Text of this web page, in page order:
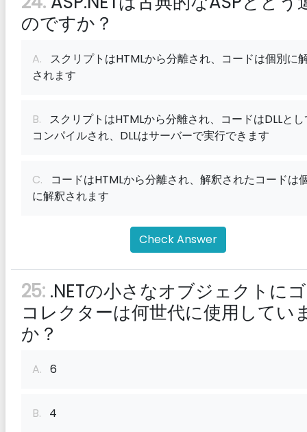
のですか？
A. スクリプトはHTMLから分離され、コードは個別に
されます
B. スクリプトはHTMLから分離され、コードはDLLと
コンパイルされ、DLLはサーバーで実行できます
C. コードはHTMLから分離され、解釈されたコードは
に解釈されます
Check Answer
25: .NETの小さなオブジェクトに
コレクターは何世代に使用してい
か？
A. 6
B. 4